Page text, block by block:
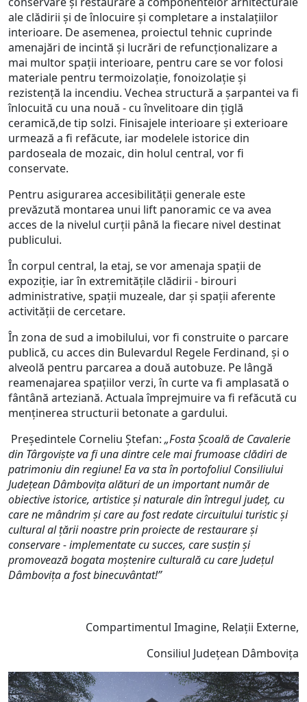
ale clădirii și de înlocuire și completare a instalațiilor
interioare. De asemenea, proiectul tehnic cuprinde
amenajări de incintă și lucrări de refuncționalizare a
mai multor spații interioare, pentru care se vor folosi
materiale pentru termoizolație, fonoizolație și
rezistență la incendiu. Vechea structură a șarpantei va fi
înlocuită cu una nouă - cu învelitoare din țiglă
ceramică,de tip solzi. Finisajele interioare și exterioare
urmează a fi refăcute, iar modelele istorice din
pardoseala de mozaic, din holul central, vor fi
conservate.
Pentru asigurarea accesibilității generale este
prevăzută montarea unui lift panoramic ce va avea
acces de la nivelul curții până la fiecare nivel destinat
publicului.
În corpul central, la etaj, se vor amenaja spații de
expoziție, iar în extremitățile clădirii - birouri
administrative, spații muzeale, dar și spații aferente
activității de cercetare.
În zona de sud a imobilului, vor fi construite o parcare
publică, cu acces din Bulevardul Regele Ferdinand, și o
alveolă pentru parcarea a două autobuze. Pe lângă
reamenajarea spațiilor verzi, în curte va fi amplasată o
fântână arteziană. Actuala împrejmuire va fi refăcută cu
menținerea structurii betonate a gardului.
Președintele Corneliu Ștefan: „Fosta Școală de Cavalerie
din Târgoviște va fi una dintre cele mai frumoase clădiri de
patrimoniu din regiune! Ea va sta în portofoliul Consiliului
Județean Dâmbovița alături de un important număr de
obiective istorice, artistice și naturale din întregul județ, cu
care ne mândrim și care au fost redate circuitului turistic și
cultural al țării noastre prin proiecte de restaurare și
conservare - implementate cu succes, care susțin și
promovează bogata moștenire culturală cu care Județul
Dâmbovița a fost binecuvântat!”
Compartimentul Imagine, Relații Externe,
Consiliul Județean Dâmbovița